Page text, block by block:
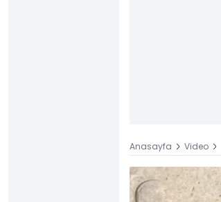
Anasayfa Video